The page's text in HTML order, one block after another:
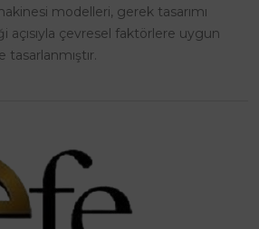
modelleri, gerek tasarımı
açısıyla çevresel faktörlere uygun
tasarlanmıştır.